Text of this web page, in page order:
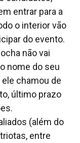
entrar para a
o interior vão
do evento.
não vai
nome do seu
chamou de
último prazo
(além do
entre